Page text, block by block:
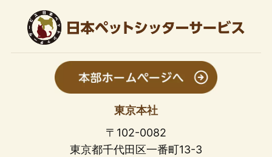
東京本社
〒102-0082
東京都千代田区一番町13-3